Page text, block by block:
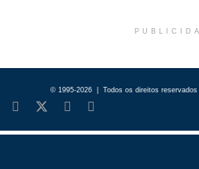
© 1995-2026 | Todos os direitos